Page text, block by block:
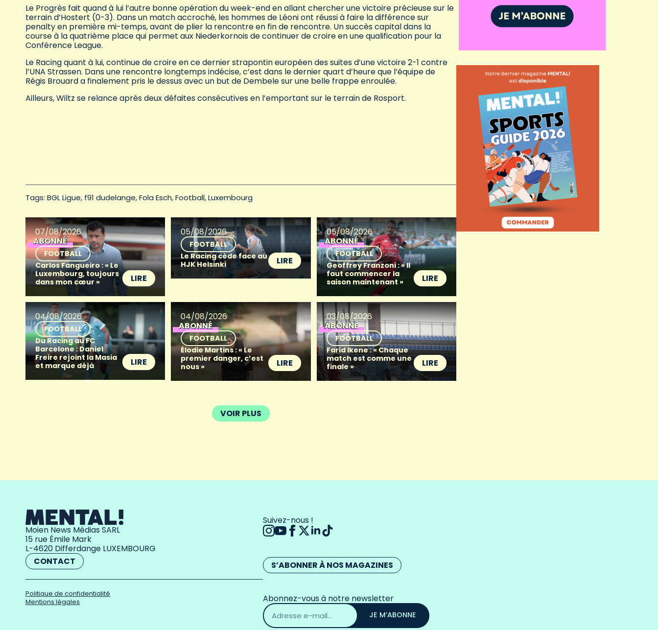
Le Progrès fait quand à lui l’autre bonne opération du week-end en allant chercher une victoire précieuse sur le
terrain d’Hostert (0-3). Dans un match accroché, les hommes de Léoni ont réussi à faire la différence sur
penalty en première mi-temps, avant de plier la rencontre en fin de rencontre. Un succès capital dans la
course à la quatrième place qui permet aux Niederkornois de continuer de croire en une qualification pour la
Conférence League.
Le Racing quant à lui, continue de croire en ce dernier strapontin européen des suites d’une victoire 2-1 contre
l’UNA Strassen. Dans une rencontre longtemps indécise, c’est dans le dernier quart d’heure que l’équipe de
Régis Brouard a finalement pris le dessus avec un but de Dembele sur une belle frappe enroulée.
Ailleurs, Wiltz se relance après deux défaites consécutives en l’emportant sur le terrain de Rosport.
Tags: BGL Ligue f91 dudelange Fola Esch Football Luxembourg
07/08/2026
ABONNÉ
FOOTBALL
Carlos Fangueiro : « Le
Luxembourg, toujours
dans mon cœur »
LIRE
05/08/2026
FOOTBALL
Le Racing cède face au
HJK Helsinki
LIRE
05/08/2026
ABONNÉ
FOOTBALL
Geoffrey Franzoni : « Il
faut commencer la
saison maintenant »
LIRE
04/08/2026
FOOTBALL
Du Racing au FC
Barcelone : Daniel
Freire rejoint la Masia
et marque déjà
LIRE
04/08/2026
ABONNÉ
FOOTBALL
Élodie Martins : « Le
premier danger, c’est
nous »
LIRE
03/08/2026
ABONNÉ
FOOTBALL
Farid Ikene : « Chaque
match est comme une
finale »
LIRE
VOIR PLUS
Moien News Médias SARL
15 rue Émile Mark
L-4620 Differdange LUXEMBOURG
CONTACT
Politique de confidentialité
Mentions légales
Suivez-nous !
S’ABONNER À NOS MAGAZINES
Abonnez-vous à notre newsletter
Adresse
email
*
JE M’ABONNE